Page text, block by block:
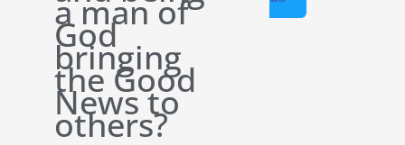
a man of
God
bringing
the Good
News to
others?